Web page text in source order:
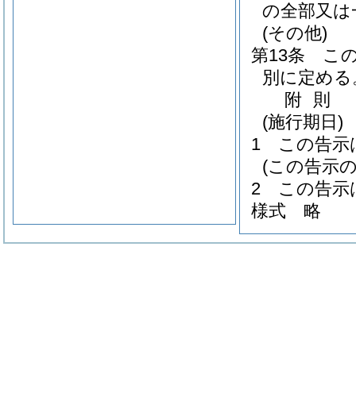
の全部又
(その他)
第13条
こ
別に定める
附 則
(施行期日)
1
この告示
(この告示
2
この告示
様式 略